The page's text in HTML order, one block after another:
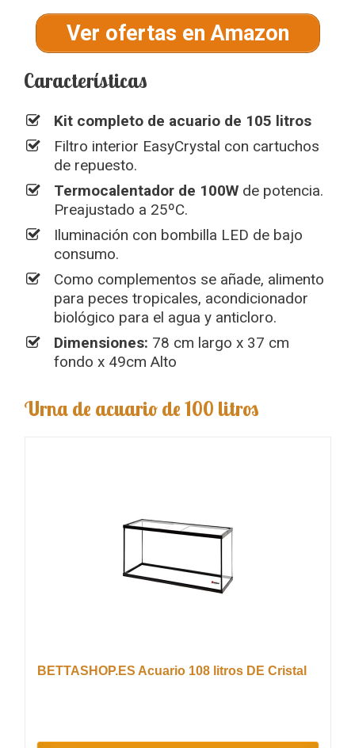
Ver ofertas en Amazon
Características
Kit completo de acuario de 105 litros
Filtro interior EasyCrystal con cartuchos
de repuesto.
Termocalentador de 100W de potencia.
Preajustado a 25ºC.
Iluminación con bombilla LED de bajo
consumo.
Como complementos se añade, alimento
para peces tropicales, acondicionador
biológico para el agua y anticloro.
Dimensiones: 78 cm largo x 37 cm
fondo x 49cm Alto
Urna de acuario de 100 litros
BETTASHOP.ES Acuario 108 litros DE Cristal